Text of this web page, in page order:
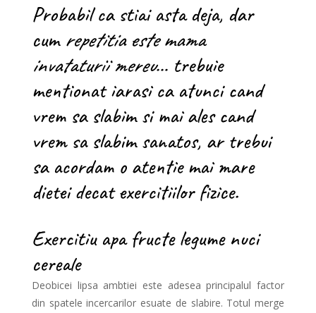
Probabil ca stiai asta deja, dar
cum repetitia este mama
invataturii mereu… trebuie
mentionat iarasi ca atunci cand
vrem sa slabim si mai ales cand
vrem sa slabim sanatos, ar trebui
sa acordam o atentie mai mare
dietei decat exercitiilor fizice.
Exercitiu apa fructe legume nuci
cereale
Deobicei lipsa ambtiei este adesea principalul factor
din spatele incercarilor esuate de slabire. Totul merge